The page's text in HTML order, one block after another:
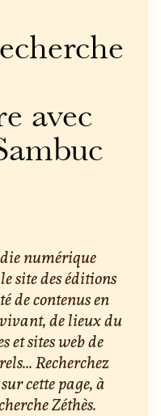
avec
numérique
site des éditions
de contenus en
vivant, de lieux du
et sites web de
Recherchez
cette page, à
Zéthès.